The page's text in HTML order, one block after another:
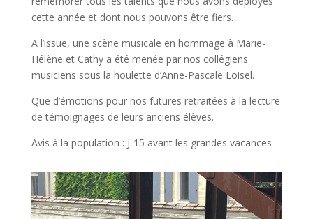
cette année et dont nous pouvons être fiers.
A l’issue, une scène musicale en hommage à Marie-
Hélène et Cathy a été menée par nos collégiens
musiciens sous la houlette d’Anne-Pascale Loisel.
Que d’émotions pour nos futures retraitées à la lecture
de témoignages de leurs anciens élèves.
Avis à la population : J-15 avant les grandes vacances